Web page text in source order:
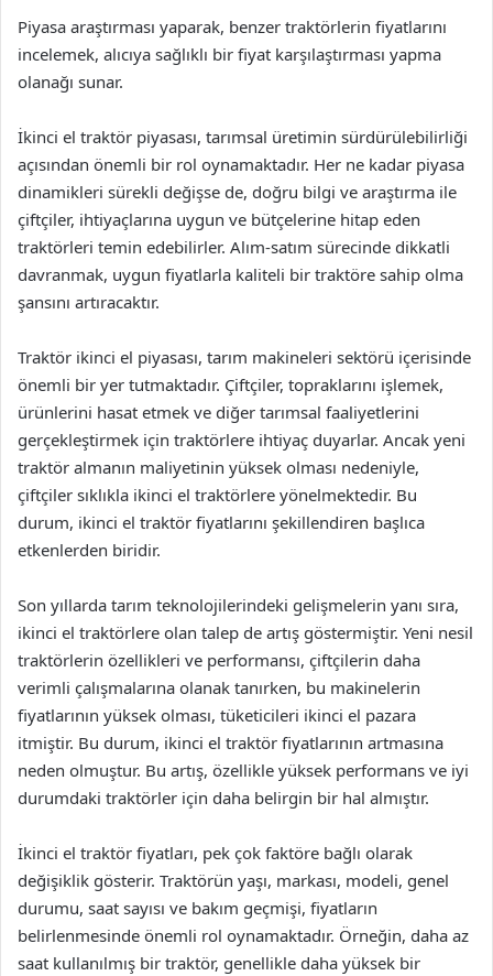
Piyasa araştırması yaparak, benzer traktörlerin fiyatlarını
incelemek, alıcıya sağlıklı bir fiyat karşılaştırması yapma
olanağı sunar.
İkinci el traktör piyasası, tarımsal üretimin sürdürülebilirliği
açısından önemli bir rol oynamaktadır. Her ne kadar piyasa
dinamikleri sürekli değişse de, doğru bilgi ve araştırma ile
çiftçiler, ihtiyaçlarına uygun ve bütçelerine hitap eden
traktörleri temin edebilirler. Alım-satım sürecinde dikkatli
davranmak, uygun fiyatlarla kaliteli bir traktöre sahip olma
şansını artıracaktır.
Traktör ikinci el piyasası, tarım makineleri sektörü içerisinde
önemli bir yer tutmaktadır. Çiftçiler, topraklarını işlemek,
ürünlerini hasat etmek ve diğer tarımsal faaliyetlerini
gerçekleştirmek için traktörlere ihtiyaç duyarlar. Ancak yeni
traktör almanın maliyetinin yüksek olması nedeniyle,
çiftçiler sıklıkla ikinci el traktörlere yönelmektedir. Bu
durum, ikinci el traktör fiyatlarını şekillendiren başlıca
etkenlerden biridir.
Son yıllarda tarım teknolojilerindeki gelişmelerin yanı sıra,
ikinci el traktörlere olan talep de artış göstermiştir. Yeni nesil
traktörlerin özellikleri ve performansı, çiftçilerin daha
verimli çalışmalarına olanak tanırken, bu makinelerin
fiyatlarının yüksek olması, tüketicileri ikinci el pazara
itmiştir. Bu durum, ikinci el traktör fiyatlarının artmasına
neden olmuştur. Bu artış, özellikle yüksek performans ve iyi
durumdaki traktörler için daha belirgin bir hal almıştır.
İkinci el traktör fiyatları, pek çok faktöre bağlı olarak
değişiklik gösterir. Traktörün yaşı, markası, modeli, genel
durumu, saat sayısı ve bakım geçmişi, fiyatların
belirlenmesinde önemli rol oynamaktadır. Örneğin, daha az
saat kullanılmış bir traktör, genellikle daha yüksek bir